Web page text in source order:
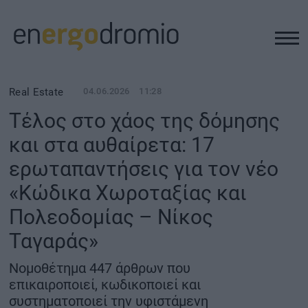
ΥΠΟΔΟΜΕΣ
REAL ESTATE
ΠΕΡΙΒΑΛΛΟΝ
ΕΝΕΡΓΕΙΑ
ΜΕΤΑΦΟΡΕΣ - ΗΛΕΚΤΡΟΚΙΝΗΣΗ
ΨΗΦΙΑΚΟΣ ΚΟΣΜΟΣ
Real Estate 04.06.2026 11:28
Τέλος στο χάος της δόμησης
και στα αυθαίρετα: 17
ερωταπαντήσεις για τον νέο
«Κώδικα Χωροταξίας και
Πολεοδομίας – Νίκος
Ταγαράς»
Νομοθέτημα 447 άρθρων που
επικαιροποιεί, κωδικοποιεί και
συστηματοποιεί την υφιστάμενη